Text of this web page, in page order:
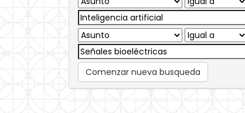
Comenzar nueva busqueda